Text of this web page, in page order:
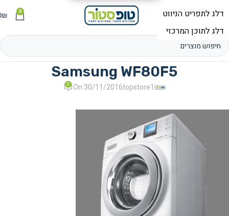
תפריט 0
₪
Samsung WF80F5
topstore1
On 30/11/2016
0